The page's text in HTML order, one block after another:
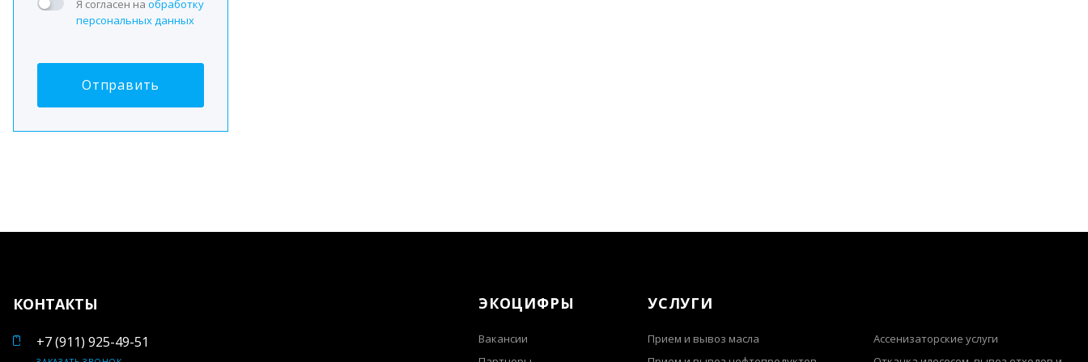
Я согласен на обработку
персональных данных
КОНТАКТЫ
+7 (911) 925-49-51
ЭКОЦИФРЫ
Вакансии
УСЛУГИ
Прием и вывоз масла
Ассенизаторские услуги